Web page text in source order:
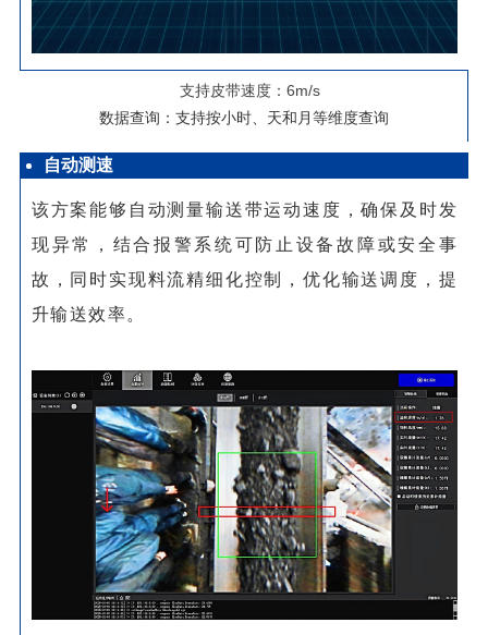
支持皮带速度：6m/s
数据查询：支持按小时、天和月等维度查询
自动测速
该方案能够自动测量输送带运动速度，确保及时发
现异常，结合报警系统可防止设备故障或安全事
故，同时实现料流精细化控制，优化输送调度，提
升输送效率。